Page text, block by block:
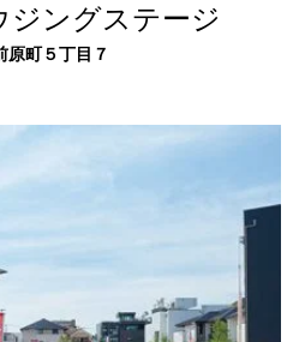
ジングステージ
原町５丁目７